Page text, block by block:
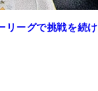
リーグで挑戦を続け